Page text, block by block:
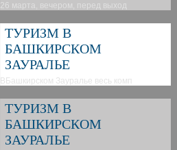
26 марта, вечером, перед выход
ТУРИЗМ В
БАШКИРСКОМ
ЗАУРАЛЬЕ
ВБашкирском Зауралье весь комп
ТУРИЗМ В
БАШКИРСКОМ
ЗАУРАЛЬЕ